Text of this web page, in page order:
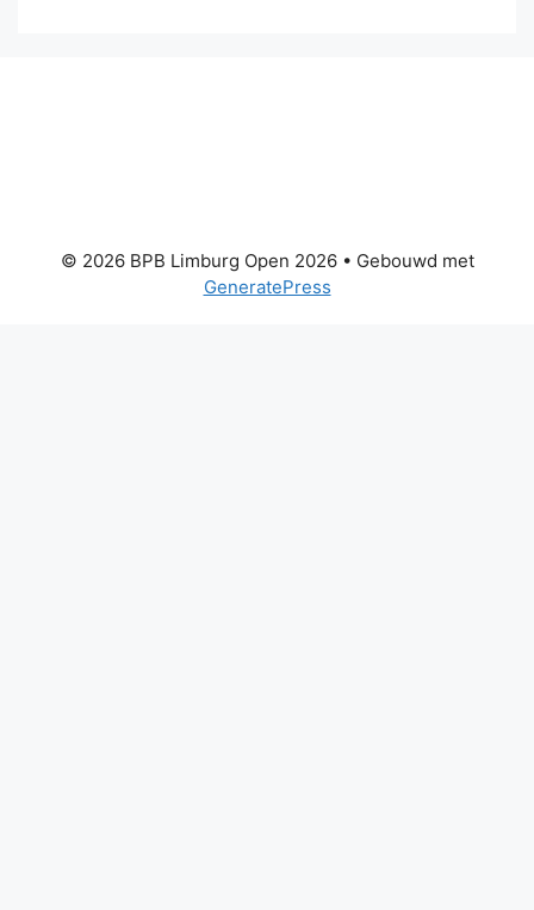
© 2026 BPB Limburg Open 2026• Gebouwd met
GeneratePress